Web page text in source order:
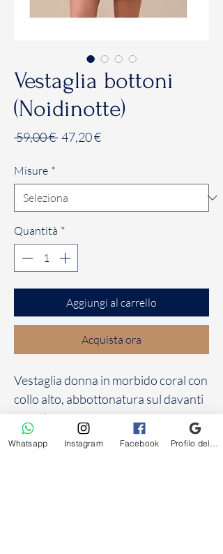
Vestaglia bottoni
(Noidinotte)
59,00 € Prezzo
47,20 €Prezzo
Misure *
Quantità *
Aggiungi al carrello
Acquista ora
Vestaglia donna in morbido coral con
collo alto, abbottonatura sul davanti
e tasche.
Whatsapp Instagram Facebook